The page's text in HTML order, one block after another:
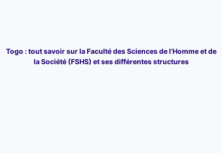
Togo : tout savoir sur la Faculté des Sciences de l’Homme et de
la Société (FSHS) et ses différentes structures